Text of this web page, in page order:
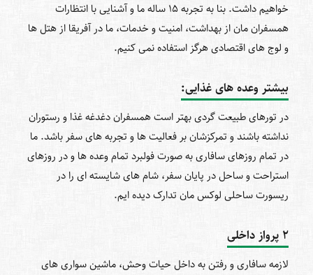
خواهیم داشت. بنا به تجربه 15 ساله ما و آشنایی با انتظارات
همسفران‎ مان از بهداشت، امنیت و خدمات، ما در آفریقا از هتل ها
و لوج ‎های اقتصادی هرگز استفاده نمی ‎کنیم.
بیشتر وعدههای غذایی:
در تورهای طبیعت ‎گردی بهتر است همسفران دغدغه غذا و رستوران
نداشته باشند و تمرکزشان بر فعالیت ‎ها و تجربه‎ های سفر باشد. ما
در تمام روزهای سافاری به صورت فولبرد تمام وعده ‎ها و در روزهای
استراحت و ساحل در پایان سفر، شام ‎های شایسته ‎ای را در
ریسورت ساحلی لوکس‎ مان تدارک دیده‎ ایم.
2 پرواز داخلی
لازمه سافاری و رفتن به داخل حیات وحش، ماشین‎ سواری‎ های